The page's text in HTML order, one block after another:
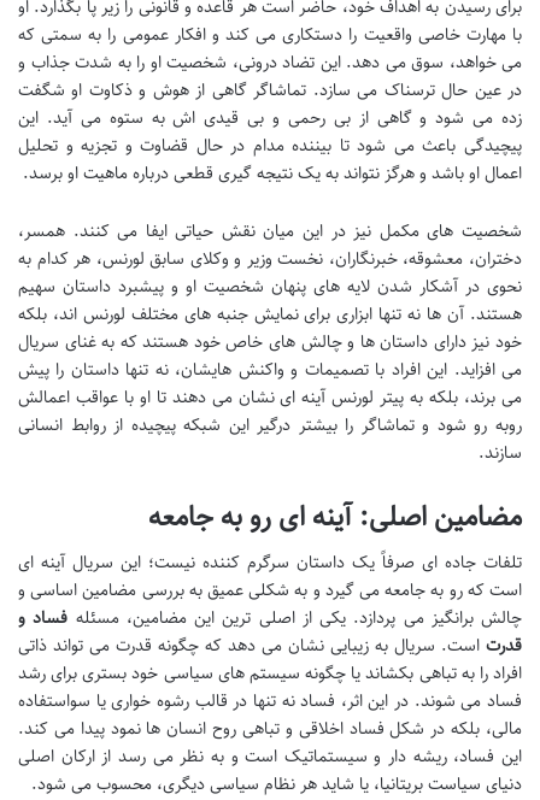
برای رسیدن به اهداف خود، حاضر است هر قاعده و قانونی را زیر پا بگذارد. او
با مهارت خاصی واقعیت را دستکاری می کند و افکار عمومی را به سمتی که
می خواهد، سوق می دهد. این تضاد درونی، شخصیت او را به شدت جذاب و
در عین حال ترسناک می سازد. تماشاگر گاهی از هوش و ذکاوت او شگفت
زده می شود و گاهی از بی رحمی و بی قیدی اش به ستوه می آید. این
پیچیدگی باعث می شود تا بیننده مدام در حال قضاوت و تجزیه و تحلیل
اعمال او باشد و هرگز نتواند به یک نتیجه گیری قطعی درباره ماهیت او برسد.
شخصیت های مکمل نیز در این میان نقش حیاتی ایفا می کنند. همسر،
دختران، معشوقه، خبرنگاران، نخست وزیر و وکلای سابق لورنس، هر کدام به
نحوی در آشکار شدن لایه های پنهان شخصیت او و پیشبرد داستان سهیم
هستند. آن ها نه تنها ابزاری برای نمایش جنبه های مختلف لورنس اند، بلکه
خود نیز دارای داستان ها و چالش های خاص خود هستند که به غنای سریال
می افزاید. این افراد با تصمیمات و واکنش هایشان، نه تنها داستان را پیش
می برند، بلکه به پیتر لورنس آینه ای نشان می دهند تا او با عواقب اعمالش
روبه رو شود و تماشاگر را بیشتر درگیر این شبکه پیچیده از روابط انسانی
سازند.
مضامین اصلی: آینه ای رو به جامعه
تلفات جاده ای صرفاً یک داستان سرگرم کننده نیست؛ این سریال آینه ای
است که رو به جامعه می گیرد و به شکلی عمیق به بررسی مضامین اساسی و
چالش برانگیز می پردازد. یکی از اصلی ترین این مضامین، مسئله فساد و
قدرت است. سریال به زیبایی نشان می دهد که چگونه قدرت می تواند ذاتی
افراد را به تباهی بکشاند یا چگونه سیستم های سیاسی خود بستری برای رشد
فساد می شوند. در این اثر، فساد نه تنها در قالب رشوه خواری یا سواستفاده
مالی، بلکه در شکل فساد اخلاقی و تباهی روح انسان ها نمود پیدا می کند.
این فساد، ریشه دار و سیستماتیک است و به نظر می رسد از ارکان اصلی
دنیای سیاست بریتانیا، یا شاید هر نظام سیاسی دیگری، محسوب می شود.